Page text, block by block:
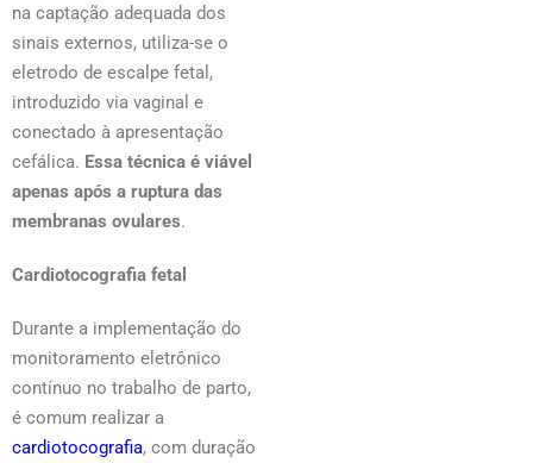
na captação adequada dos
sinais externos, utiliza-se o
eletrodo de escalpe fetal,
introduzido via vaginal e
conectado à apresentação
cefálica. Essa técnica é viável
apenas após a ruptura das
membranas ovulares.
Cardiotocografia fetal
Durante a implementação do
monitoramento eletrônico
contínuo no trabalho de parto,
é comum realizar a
cardiotocografia, com duração